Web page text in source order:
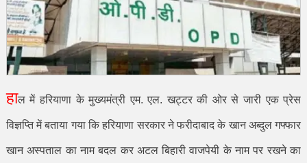
हाल में हरियाणा के मुख्यमंत्री एम. एल. खट्टर की ओर से जारी एक प्रेस
विज्ञप्ति में बताया गया कि हरियाणा सरकार ने फरीदाबाद के खान अब्दुल गफ्फार
खान अस्पताल का नाम बदल कर अटल बिहारी वाजपेयी के नाम पर रखने का